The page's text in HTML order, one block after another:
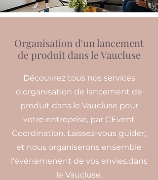
Organisation d'un lancement
de produit dans le Vaucluse
Découvrez tous nos services
d'organisation de lancement de
produit dans le Vaucluse pour
votre entreprise, par CEvent
Coordination. Laissez-vous guider,
et nous organiserons ensemble
l'événemenent de vos envies.dans
le Vaucluse.